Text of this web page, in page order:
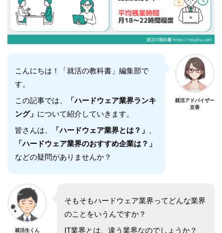
こんにちは！「就活の教科書」編集部で
す。
この記事では、
「ハードウェア業界ランキ
ング」 について紹介していきます。
皆さんは、
「ハードウェア業界とは？」
「ハードウェア業界のおすすめ企業は？」
などの疑問がありませんか？
就活アドバイザー
京香
就活生くん
そもそもハードウェア業界ってどんな業界
のことをいうんですか？
IT業界とは、違う業界なのでしょうか？